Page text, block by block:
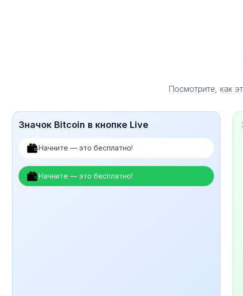
Посмотрите, как
Значок Bitcoin в кнопке Live
Начните — это бесплатно!
Начните — это бесплатно!